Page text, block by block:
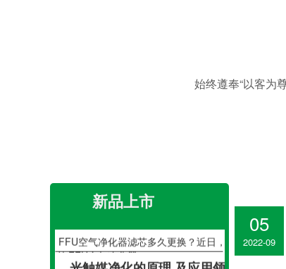
始终遵奉“以客为
05
2022-09
新品上市
袋式过滤器简介及应用范围-深圳绿创F9中效袋式空气过
椰壳活性碳。首先跟大家介绍下自己，是以质量椰子
壳为原料，经系···
FFU空气净化器滤芯多久更换？-无尘车间FFU除尘空气净化器
FFU空气净化器滤芯多久更换？近日，经常有客户咨
询FFU空气净化器···
​光触媒净化的原理 及应用领域-深圳铝基二氧化钛光触媒过滤网